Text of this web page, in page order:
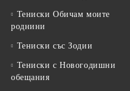
Тениски Обичам моите
роднини
Тениски със Зодии
Тениски с Новогодишни
обещания